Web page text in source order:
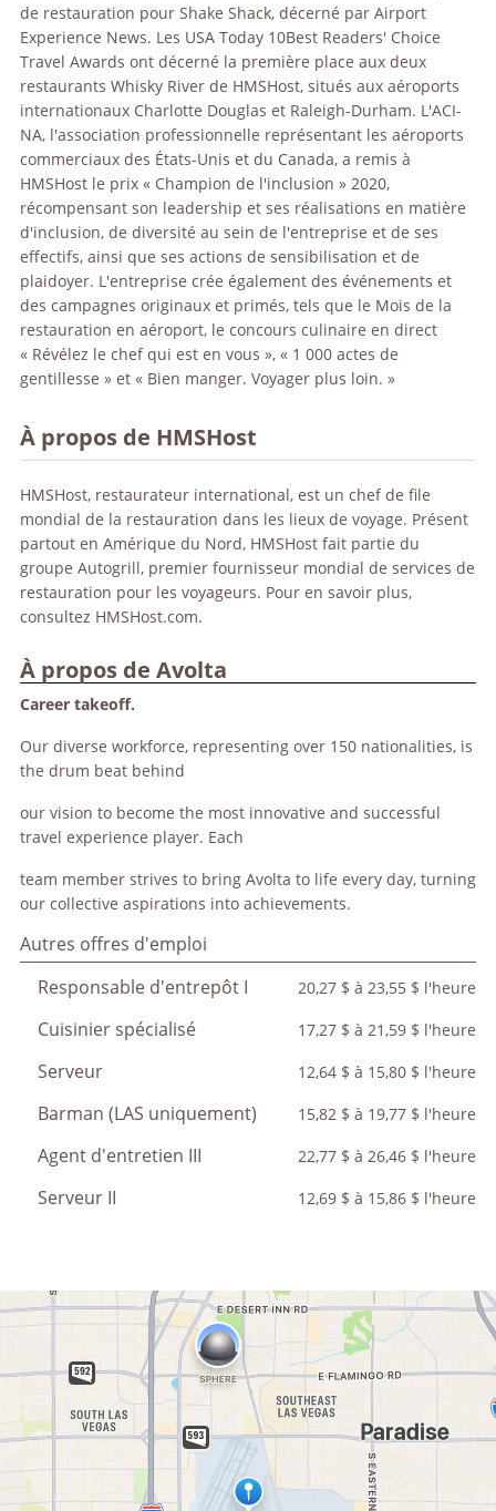
de restauration pour Shake Shack, décerné par Airport
Experience News. Les USA Today 10Best Readers' Choice
Travel Awards ont décerné la première place aux deux
restaurants Whisky River de HMSHost, situés aux aéroports
internationaux Charlotte Douglas et Raleigh-Durham. L'ACI-
NA, l'association professionnelle représentant les aéroports
commerciaux des États-Unis et du Canada, a remis à
HMSHost le prix « Champion de l'inclusion » 2020,
récompensant son leadership et ses réalisations en matière
d'inclusion, de diversité au sein de l'entreprise et de ses
effectifs, ainsi que ses actions de sensibilisation et de
plaidoyer. L'entreprise crée également des événements et
des campagnes originaux et primés, tels que le Mois de la
restauration en aéroport, le concours culinaire en direct
« Révélez le chef qui est en vous », « 1 000 actes de
gentillesse » et « Bien manger. Voyager plus loin. »
À propos de HMSHost
HMSHost, restaurateur international, est un chef de file
mondial de la restauration dans les lieux de voyage. Présent
partout en Amérique du Nord, HMSHost fait partie du
groupe Autogrill, premier fournisseur mondial de services de
restauration pour les voyageurs. Pour en savoir plus,
consultez HMSHost.com.
À propos de Avolta
Career takeoff.
Our diverse workforce, representing over 150 nationalities, is
the drum beat behind
our vision to become the most innovative and successful
travel experience player. Each
team member strives to bring Avolta to life every day, turning
our collective aspirations into achievements.
Autres offres d'emploi
Responsable d'entrepôt I
20,27 $ à 23,55 $ l'heure
Cuisinier spécialisé 17,27 $ à 21,59 $ l'heure
Serveur 12,64 $ à 15,80 $ l'heure
Barman (LAS uniquement) 15,82 $ à 19,77 $ l'heure
Agent d'entretien III 22,77 $ à 26,46 $ l'heure
Serveur II 12,69 $ à 15,86 $ l'heure